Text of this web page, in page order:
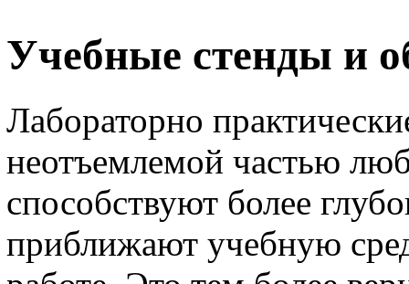
Учебные стенды и
Лабораторно
неотъемлемой частью
способствуют более
приближают учебную